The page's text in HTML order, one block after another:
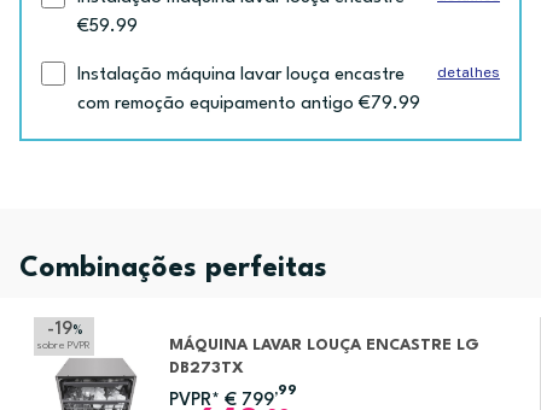
€59.99
Instalação máquina lavar louça encastre
com remoção equipamento antigo €79.99
detalhes
Combinações perfeitas
-19%
sobre PVPR
MÁQUINA LAVAR LOUÇA ENCASTRE LG
DB273TX
PVPR* € 799
,99